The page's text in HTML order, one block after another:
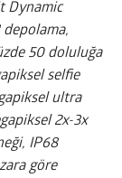
Dynamic
depolama,
50 doluluğa
selfie
ultra
2x-3x
IP68
göre